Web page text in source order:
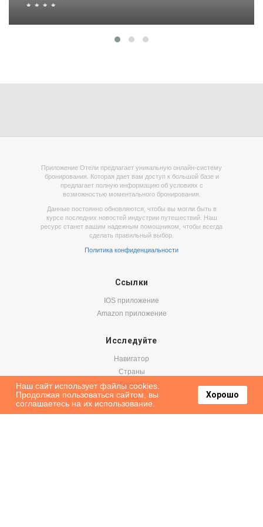
Приложение Отели предлагает уникальную онлайн-систему
бронирования. Которая дает вам доступ к большой базе и
предлагает полную информацию об условиях с
возможностью моментального бронирования.
Данные постоянно обновляются, чтобы вы могли быть в
курсе последних новостей индустрии путешествий. Наш
ресурс станет вашим надежным помощником, чтобы всегда
сделать правильный выбор.
Политика конфиденциальности
Ссылки
IOS приложение
Amazon приложение
Исследуйте
Навигатор
Страны
Города
Блог
Наш сайт использует файлы cookies.
Продолжая пользоваться сайтом, вы
соглашаетесь на их использование.
Хорошо